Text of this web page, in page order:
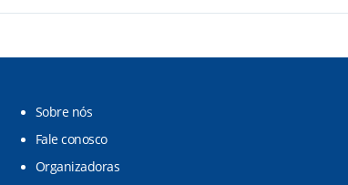
Sobre nós
Fale conosco
Organizadoras